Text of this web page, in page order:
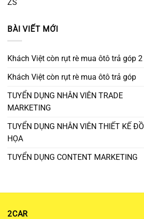
ZS
BÀI VIẾT MỚI
Khách Việt còn rụt rè mua ôtô trả góp 2
Khách Việt còn rụt rè mua ôtô trả góp
TUYỂN DỤNG NHÂN VIÊN TRADE
MARKETING
TUYỂN DỤNG NHÂN VIÊN THIẾT KẾ ĐỒ
HỌA
TUYỂN DỤNG CONTENT MARKETING
2CAR